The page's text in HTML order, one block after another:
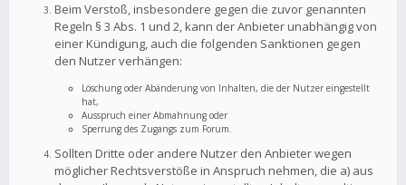
Beim Verstoß, insbesondere gegen die zuvor genannten
Regeln § 3 Abs. 1 und 2, kann der Anbieter unabhängig von
einer Kündigung, auch die folgenden Sanktionen gegen
den Nutzer verhängen:
Löschung oder Abänderung von Inhalten, die der Nutzer eingestellt
hat,
Ausspruch einer Abmahnung oder
Sperrung des Zugangs zum Forum.
Sollten Dritte oder andere Nutzer den Anbieter wegen
möglicher Rechtsverstöße in Anspruch nehmen, die a) aus